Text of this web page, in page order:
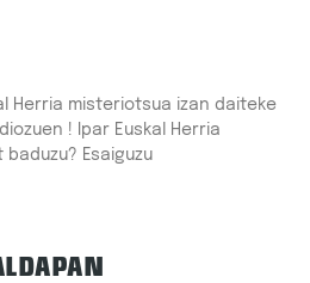
Herria misteriotsua izan daiteke
! Ipar Euskal Herria
Esaiguzu